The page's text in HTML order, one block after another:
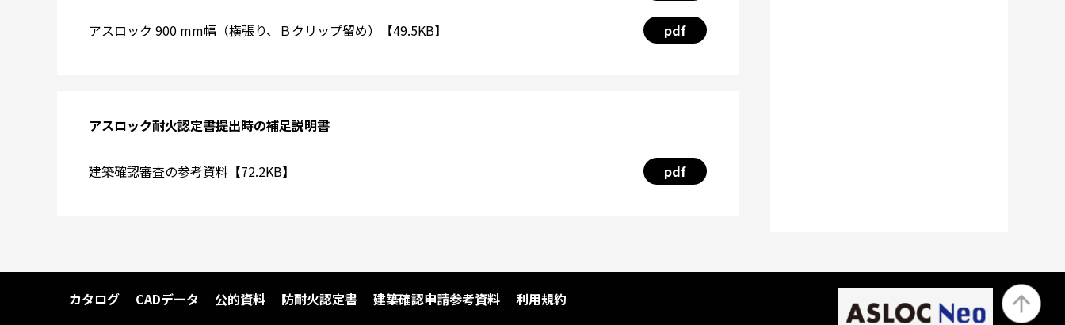
アスロック 900 mm幅（横張り、Ｂクリップ留め）【49.5KB】 pdf
アスロック耐火認定書提出時の補足説明書
建築確認審査の参考資料【72.2KB】 pdf
カタログ CADデータ 公的資料 防耐火認定書 建築確認申請参考資料 利用規約